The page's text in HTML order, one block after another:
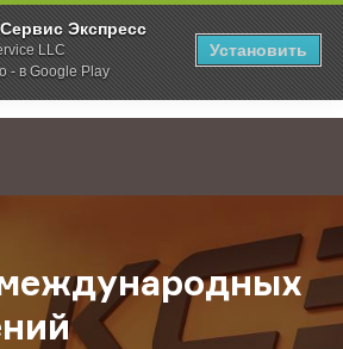
Экспресс
LLC
- в Google Play
Установить
Новости Экспорт международных